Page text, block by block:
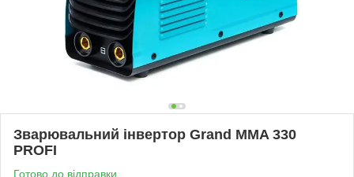
Зварювальний інвертор Grand MMA 330
PROFI
Готово до відправки